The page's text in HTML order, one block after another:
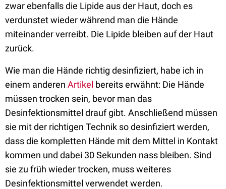
zwar ebenfalls die Lipide aus der Haut, doch es
verdunstet wieder während man die Hände
miteinander verreibt. Die Lipide bleiben auf der Haut
zurück.
Wie man die Hände richtig desinfiziert, habe ich in
einem anderen Artikel bereits erwähnt: Die Hände
müssen trocken sein, bevor man das
Desinfektionsmittel drauf gibt. Anschließend müssen
sie mit der richtigen Technik so desinfiziert werden,
dass die kompletten Hände mit dem Mittel in Kontakt
kommen und dabei 30 Sekunden nass bleiben. Sind
sie zu früh wieder trocken, muss weiteres
Desinfektionsmittel verwendet werden.